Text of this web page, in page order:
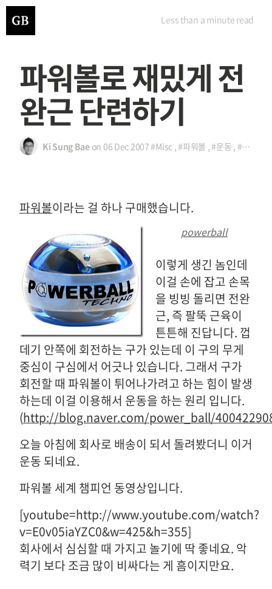
파워볼로 재밌게 전
완근 단련하기
Ki Sung Baeon 06 Dec 2007#Misc ,#파워볼 ,#운동 , #전완근 단련
Less than a minute read
파워볼이라는 걸 하나 구매했습니다.
powerball
이렇게 생긴 놈인데
이걸 손에 잡고 손목
을 빙빙 돌리면 전완
근, 즉 팔뚝 근육이
튼튼해 진답니다. 껍
데기 안쪽에 회전하는 구가 있는데 이 구의 무게
중심이 구심에서 어긋나 있습니다. 그래서 구가
회전할 때 파워볼이 튀어나가려고 하는 힘이 발생
하는데 이걸 이용해서 운동을 하는 원리 입니다.
(http://blog.naver.com/power_ball/
오늘 아침에 회사로 배송이 되서 돌려봤더니 이거
운동 되네요.
파워볼 세계 챔피언 동영상입니다.
[youtube=http://www.youtube.com/watch?
v=E0v05iaYZC0&w=425&h=355]
회사에서 심심할 때 가지고 놀기에 딱 좋네요. 악
력기 보다 조금 많이 비싸다는 게 흠이지만요.